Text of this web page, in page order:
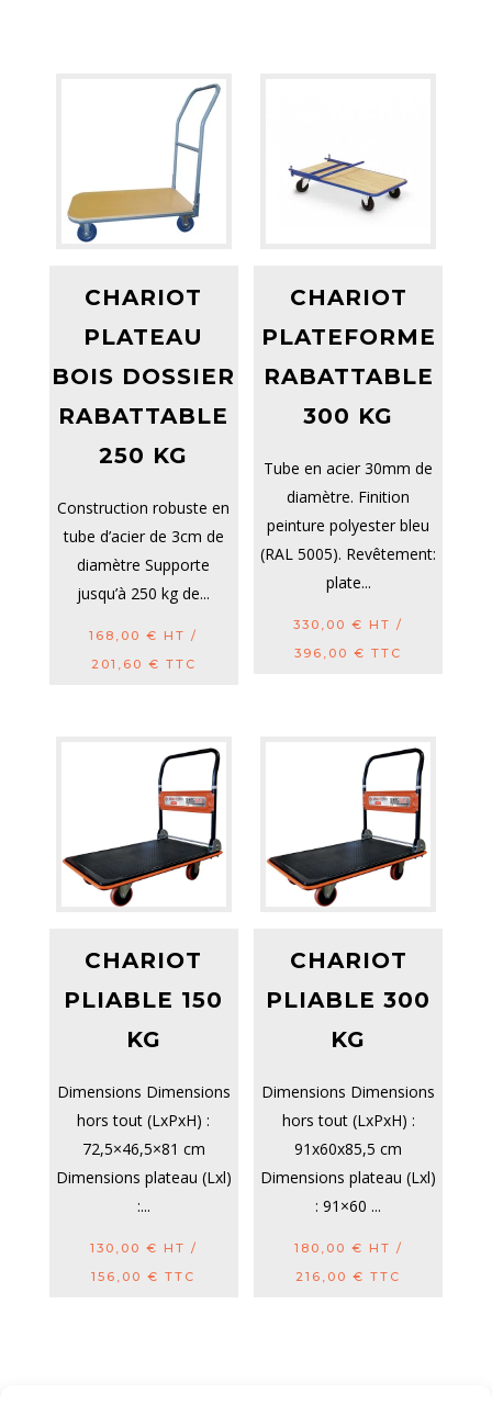
CHARIOT
PLATEAU
BOIS DOSSIER
RABATTABLE
250 KG
Construction robuste en
tube d’acier de 3cm de
diamètre Supporte
jusqu’à 250 kg de...
168,00€ HT /
201,60 € TTC
CHARIOT
PLATEFORME
RABATTABLE
300 KG
Tube en acier 30mm de
diamètre. Finition
peinture polyester bleu
(RAL 5005). Revêtement:
plate...
330,00€ HT /
396,00€ TTC
CHARIOT
PLIABLE 150
KG
Dimensions Dimensions
hors tout (LxPxH) :
72,5×46,5×81 cm
Dimensions plateau (Lxl)
:...
130,00 € HT /
156,00€ TTC
CHARIOT
PLIABLE 300
KG
Dimensions Dimensions
hors tout (LxPxH) :
91x60x85,5 cm
Dimensions plateau (Lxl)
: 91×60 ...
180,00 € HT /
216,00€ TTC